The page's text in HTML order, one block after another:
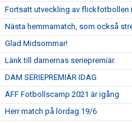
Fortsatt utveckling av flickfotbollen
Nästa hemmamatch, som också
Glad Midsommar!
Länk till damernas seriepremiär.
DAM SERIEPREMIÄR IDAG
ÄFF Fotbollscamp 2021 är igång
Herr match på lördag 19/6